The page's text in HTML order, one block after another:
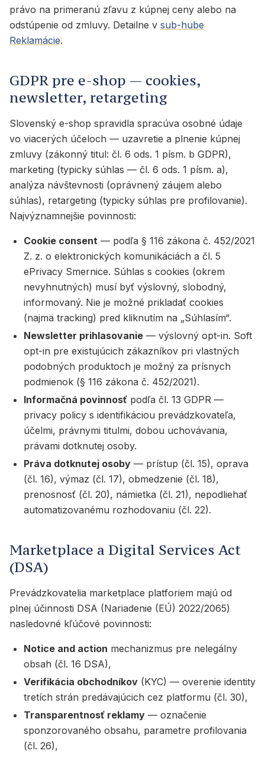
právo na primeranú zľavu z kúpnej ceny alebo na
odstúpenie od zmluvy. Detailne v sub-hube
Reklamácie.
GDPR pre e-shop — cookies,
newsletter, retargeting
Slovenský e-shop spravidla spracúva osobné údaje
vo viacerých účeloch — uzavretie a plnenie kúpnej
zmluvy (zákonný titul: čl. 6 ods. 1 písm. b GDPR),
marketing (typicky súhlas — čl. 6 ods. 1 písm. a),
analýza návštevnosti (oprávnený záujem alebo
súhlas), retargeting (typicky súhlas pre profilovanie).
Najvýznamnejšie povinnosti:
Cookie consent — podľa § 116 zákona č. 452/2021
Z. z. o elektronických komunikáciách a čl. 5
ePrivacy Smernice. Súhlas s cookies (okrem
nevyhnutných) musí byť výslovný, slobodný,
informovaný. Nie je možné prikladať cookies
(najmä tracking) pred kliknutím na „Súhlasím“.
Newsletter prihlasovanie — výslovný opt-in. Soft
opt-in pre existujúcich zákazníkov pri vlastných
podobných produktoch je možný za prísnych
podmienok (§ 116 zákona č. 452/2021).
Informačná povinnosť podľa čl. 13 GDPR —
privacy policy s identifikáciou prevádzkovateľa,
účelmi, právnymi titulmi, dobou uchovávania,
právami dotknutej osoby.
Práva dotknutej osoby — prístup (čl. 15), oprava
(čl. 16), výmaz (čl. 17), obmedzenie (čl. 18),
prenosnosť (čl. 20), námietka (čl. 21), nepodliehať
automatizovanému rozhodovaniu (čl. 22).
Marketplace a Digital Services Act
(DSA)
Prevádzkovatelia marketplace platforiem majú od
plnej účinnosti DSA (Nariadenie (EÚ) 2022/2065)
nasledovné kľúčové povinnosti:
Notice and action mechanizmus pre nelegálny
obsah (čl. 16 DSA),
Verifikácia obchodníkov (KYC) — overenie identity
tretích strán predávajúcich cez platformu (čl. 30),
Transparentnosť reklamy — označenie
sponzorovaného obsahu, parametre profilovania
(čl. 26),